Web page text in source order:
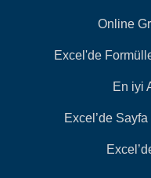
Online
Excel'de
En iyi
Excel’de